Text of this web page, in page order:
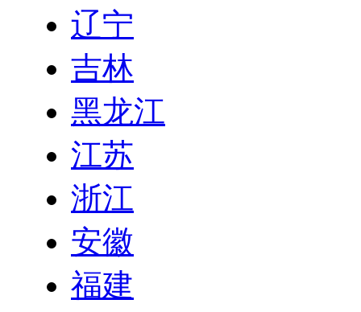
辽宁
吉林
黑龙江
江苏
浙江
安徽
福建